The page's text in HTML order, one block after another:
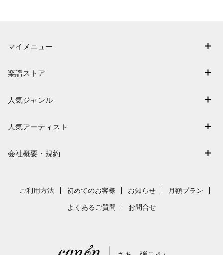
マイメニュー
退会はこちら
楽譜ストア
難易度別に探す
まもなく配信
人気ジャンル
保育
発表会
人気アーティスト
新沢としひこ
会社概要・規約
採用情報
ご利用方法 初めてのお客様 お知らせ 月額プラン
よくあるご質問 お問合せ